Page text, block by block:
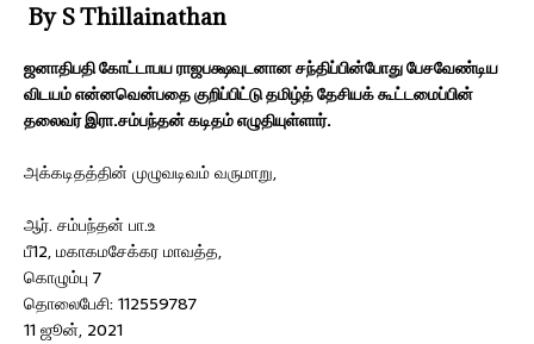
By S Thillainathan
ஜனாதிபதி கோட்டாபய ராஜபக்ஷவுடனான சந்திப்பின்போது பேசவேண்டிய
விடயம் என்னவென்பதை குறிப்பிட்டு தமிழ்த் தேசியக் கூட்டமைப்பின்
தலைவர் இரா.சம்பந்தன் கடிதம் எழுதியுள்ளார்.
அக்கடிதத்தின் முழுவடிவம் வருமாறு,
ஆர். சம்பந்தன் பா.உ
பீ12, மகாகமசேக்கர மாவத்த,
கொழும்பு 7
தொலைபேசி: 112559787
11 ஜூன், 2021